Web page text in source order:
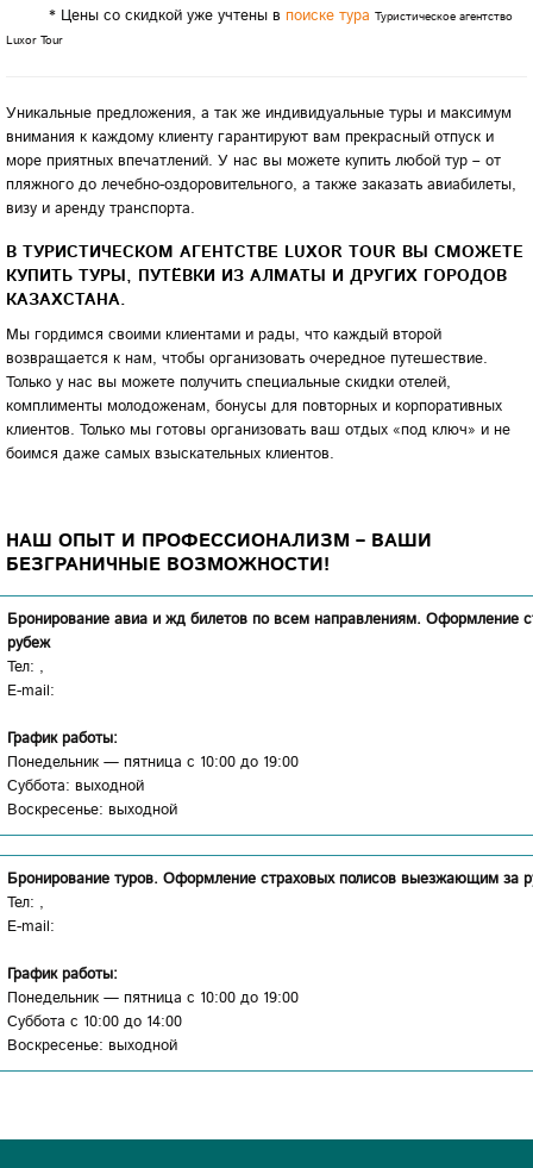
* Цены со скидкой уже учтены в поиске тура Туристическое агентство
Luxor Tour
Уникальные предложения, а так же индивидуальные туры и максимум
внимания к каждому клиенту гарантируют вам прекрасный отпуск и
море приятных впечатлений. У нас вы можете купить любой тур – от
пляжного до лечебно-оздоровительного, а также заказать авиабилеты,
визу и аренду транспорта.
В ТУРИСТИЧЕСКОМ АГЕНТСТВЕ LUXOR TOUR ВЫ СМОЖЕТЕ
КУПИТЬ ТУРЫ, ПУТЁВКИ ИЗ АЛМАТЫ И ДРУГИХ ГОРОДОВ
КАЗАХСТАНА.
Мы гордимся своими клиентами и рады, что каждый второй
возвращается к нам, чтобы организовать очередное путешествие.
Только у нас вы можете получить специальные скидки отелей,
комплименты молодоженам, бонусы для повторных и корпоративных
клиентов. Только мы готовы организовать ваш отдых «под ключ» и не
боимся даже самых взыскательных клиентов.
НАШ ОПЫТ И ПРОФЕССИОНАЛИЗМ – ВАШИ
БЕЗГРАНИЧНЫЕ ВОЗМОЖНОСТИ!
Бронирование авиа и жд билетов по всем направлениям. Оформление
рубеж
Тел: ,
E-mail:
График работы:
Понедельник — пятница с 10:00 до 19:00
Суббота: выходной
Воскресенье: выходной
Бронирование туров. Оформление страховых полисов выезжающим за
Тел: ,
E-mail:
График работы:
Понедельник — пятница с 10:00 до 19:00
Суббота с 10:00 до 14:00
Воскресенье: выходной